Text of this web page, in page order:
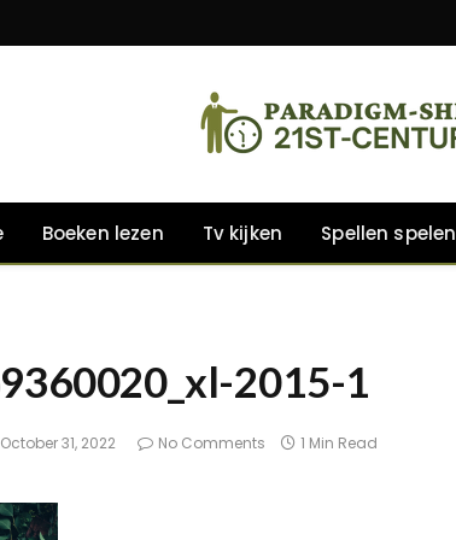
Boeken lezen Tv kijken Spellen spelen
2015-1
October 31, 2022 No Comments 1 Min Read